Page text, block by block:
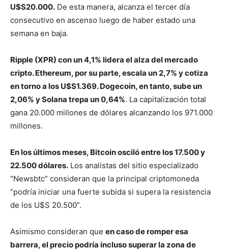
U$S20.000. De esta manera, alcanza el tercer día
consecutivo en ascenso luego de haber estado una
semana en baja.
Ripple (XPR) con un 4,1% lidera el alza del mercado
cripto. Ethereum, por su parte, escala un 2,7% y cotiza
en torno a los U$S1.369. Dogecoin, en tanto, sube un
2,06% y Solana trepa un 0,64%. La capitalización total
gana 20.000 millones de dólares alcanzando los 971.000
millones.
En los últimos meses, Bitcoin osciló entre los 17.500 y
22.500 dólares. Los analistas del sitio especializado
“Newsbtc” consideran que la principal criptomoneda
“podría iniciar una fuerte subida si supera la resistencia
de los U$S 20.500”.
Asimismo consideran que en caso de romper esa
barrera, el precio podría incluso superar la zona de